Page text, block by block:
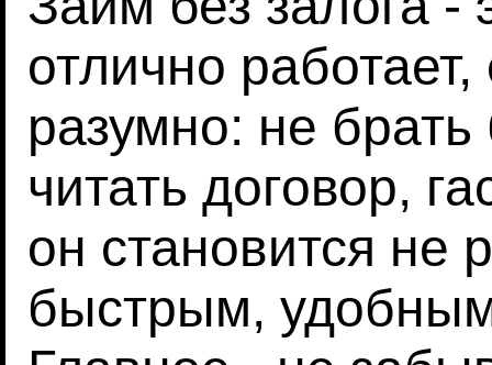
отлично
разумно: не
читать договор,
он становится не
быстрым,